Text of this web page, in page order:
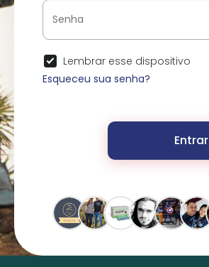
Lembrar esse dispositivo
Esqueceu sua senha?
Entrar